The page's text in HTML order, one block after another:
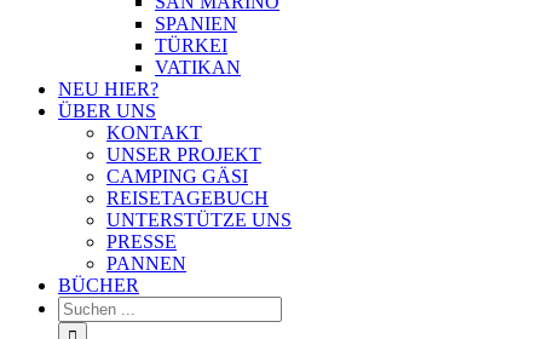
SPANIEN
TÜRKEI
VATIKAN
NEU HIER?
ÜBER UNS
KONTAKT
UNSER PROJEKT
CAMPING GÄSI
REISETAGEBUCH
UNTERSTÜTZE UNS
PRESSE
PANNEN
BÜCHER
Suche
nach: